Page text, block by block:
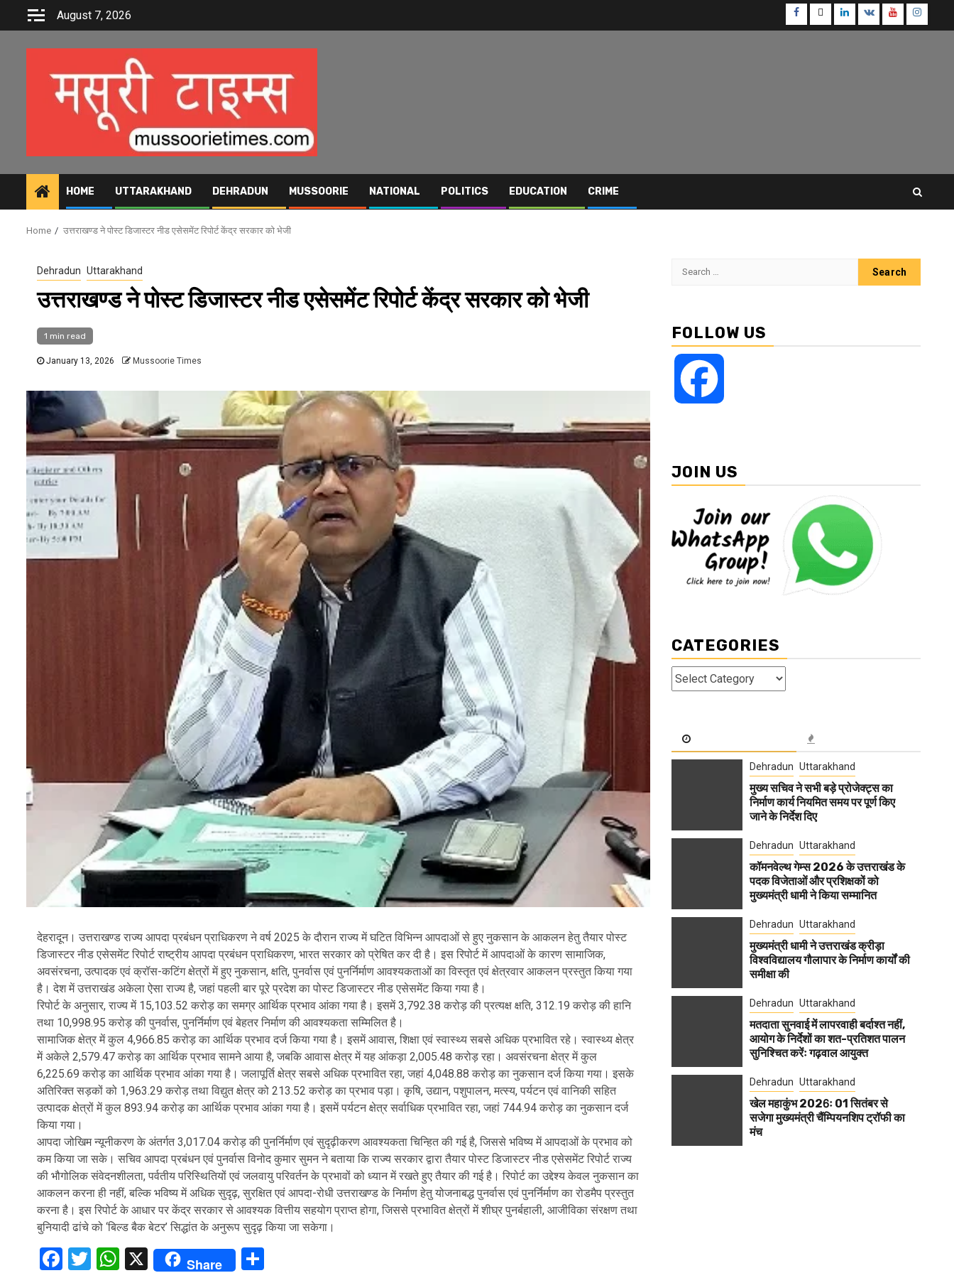
August 7, 2026 Facebook
TwitterLinkedin
VK Youtube
HOME UTTARAKHAND DEHRADUN MUSSOORIE NATIONAL POLITICS EDUCATION CRIME
Home उत्तराखण्ड ने पोस्ट डिजास्टर नीड एसेसमेंट रिपोर्ट केंद्र सरकार को भेजी
Dehradun Uttarakhand
उत्तराखण्ड ने पोस्ट डिजास्टर नीड एसेसमेंट रिपोर्ट केंद्र सरकार को भेजी
1 min read
January 13, 2026 Mussoorie Times
देहरादून। उत्तराखण्ड राज्य आपदा प्रबंधन प्राधिकरण ने वर्ष 2025 के दौरान राज्य में घटित विभिन्न आपदाओं से हुए नुकसान के आकलन हेतु तैयार पोस्ट
डिजास्टर नीड एसेसमेंट रिपोर्ट राष्ट्रीय आपदा प्रबंधन प्राधिकरण, भारत सरकार को प्रेषित कर दी है। इस रिपोर्ट में आपदाओं के कारण सामाजिक,
अवसंरचना, उत्पादक एवं क्रॉस-कटिंग क्षेत्रों में हुए नुकसान, क्षति, पुनर्वास एवं पुनर्निर्माण आवश्यकताओं का विस्तृत एवं क्षेत्रवार आकलन प्रस्तुत किया गया
है। देश में उत्तराखंड अकेला ऐसा राज्य है, जहां पहली बार पूरे प्रदेश का पोस्ट डिजास्टर नीड एसेसमेंट किया गया है।
रिपोर्ट के अनुसार, राज्य में 15,103.52 करोड़ का समग्र आर्थिक प्रभाव आंका गया है। इसमें 3,792.38 करोड़ की प्रत्यक्ष क्षति, 312.19 करोड़ की हानि
तथा 10,998.95 करोड़ की पुनर्वास, पुनर्निर्माण एवं बेहतर निर्माण की आवश्यकता सम्मिलित है।
सामाजिक क्षेत्र में कुल 4,966.85 करोड़ का आर्थिक प्रभाव दर्ज किया गया है। इसमें आवास, शिक्षा एवं स्वास्थ्य सबसे अधिक प्रभावित रहे। स्वास्थ्य क्षेत्र
में अकेले 2,579.47 करोड़ का आर्थिक प्रभाव सामने आया है, जबकि आवास क्षेत्र में यह आंकड़ा 2,005.48 करोड़ रहा। अवसंरचना क्षेत्र में कुल
6,225.69 करोड़ का आर्थिक प्रभाव आंका गया है। जलापूर्ति क्षेत्र सबसे अधिक प्रभावित रहा, जहां 4,048.88 करोड़ का नुकसान दर्ज किया गया। इसके
अतिरिक्त सड़कों को 1,963.29 करोड़ तथा विद्युत क्षेत्र को 213.52 करोड़ का प्रभाव पड़ा। कृषि, उद्यान, पशुपालन, मत्स्य, पर्यटन एवं वानिकी सहित
उत्पादक क्षेत्रों में कुल 893.94 करोड़ का आर्थिक प्रभाव आंका गया है। इसमें पर्यटन क्षेत्र सर्वाधिक प्रभावित रहा, जहां 744.94 करोड़ का नुकसान दर्ज
किया गया।
आपदा जोखिम न्यूनीकरण के अंतर्गत 3,017.04 करोड़ की पुनर्निर्माण एवं सुदृढ़ीकरण आवश्यकता चिन्हित की गई है, जिससे भविष्य में आपदाओं के प्रभाव को
कम किया जा सके। सचिव आपदा प्रबंधन एवं पुनर्वास विनोद कुमार सुमन ने बताया कि राज्य सरकार द्वारा तैयार पोस्ट डिजास्टर नीड एसेसमेंट रिपोर्ट राज्य
की भौगोलिक संवेदनशीलता, पर्वतीय परिस्थितियों एवं जलवायु परिवर्तन के प्रभावों को ध्यान में रखते हुए तैयार की गई है। रिपोर्ट का उद्देश्य केवल नुकसान का
आकलन करना ही नहीं, बल्कि भविष्य में अधिक सुदृढ़, सुरक्षित एवं आपदा-रोधी उत्तराखण्ड के निर्माण हेतु योजनाबद्ध पुनर्वास एवं पुनर्निर्माण का रोडमैप प्रस्तुत
करना है। इस रिपोर्ट के आधार पर केंद्र सरकार से आवश्यक वित्तीय सहयोग प्राप्त होगा, जिससे प्रभावित क्षेत्रों में शीघ्र पुनर्बहाली, आजीविका संरक्षण तथा
बुनियादी ढांचे को ‘बिल्ड बैक बेटर’ सिद्धांत के अनुरूप सुदृढ़ किया जा सकेगा।
Facebook
TwitterWhatsApp
X Share
Search
FOLLOW US
JOIN US
CATEGORIES
Categories
Dehradun Uttarakhand
मुख्य सचिव ने सभी बड़े प्रोजेक्ट्स का
निर्माण कार्य नियमित समय पर पूर्ण किए
जाने के निर्देश दिए
Dehradun Uttarakhand
कॉमनवेल्थ गेम्स 2026 के उत्तराखंड के
पदक विजेताओं और प्रशिक्षकों को
मुख्यमंत्री धामी ने किया सम्मानित
Dehradun Uttarakhand
मुख्यमंत्री धामी ने उत्तराखंड क्रीड़ा
विश्वविद्यालय गौलापार के निर्माण कार्यों की
समीक्षा की
Dehradun Uttarakhand
मतदाता सुनवाई में लापरवाही बर्दाश्त नहीं,
आयोग के निर्देशों का शत-प्रतिशत पालन
सुनिश्चित करेंः गढ़वाल आयुक्त
Dehradun Uttarakhand
खेल महाकुंभ 2026ः 01 सितंबर से
सजेगा मुख्यमंत्री चैंम्पियनशिप ट्रॉफी का
मंच